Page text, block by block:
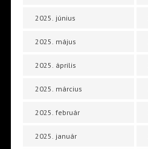
2025. június
2025. május
2025. április
2025. március
2025. február
2025. január